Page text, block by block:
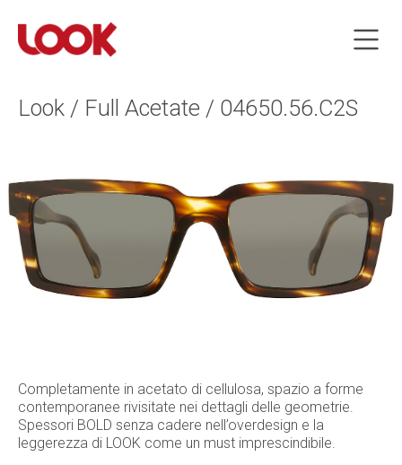
Look / Full Acetate / 04650.56.C2S
Completamente in acetato di cellulosa, spazio a forme
contemporanee rivisitate nei dettagli delle geometrie.
Spessori BOLD senza cadere nell’overdesign e la
leggerezza di LOOK come un must imprescindibile.